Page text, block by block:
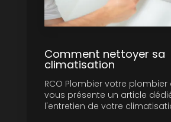
Comment nettoyer sa
climatisation
RCO Plombier votre plombier
vous présente un article
l'entretien de votre